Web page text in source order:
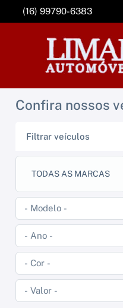
(16) 99790-6383
Confira nossos
Filtrar veículos
TODAS AS MARCAS